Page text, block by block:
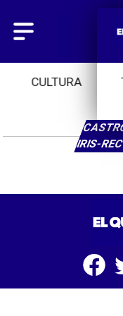
CULTURA
IRIS-